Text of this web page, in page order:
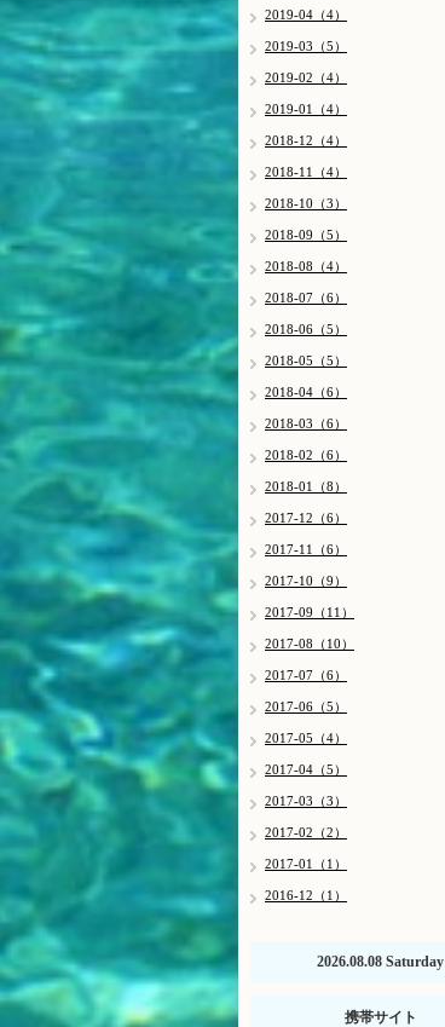
2019-04（4）
2019-03（5）
2019-02（4）
2019-01（4）
2018-12（4）
2018-11（4）
2018-10（3）
2018-09（5）
2018-08（4）
2018-07（6）
2018-06（5）
2018-05（5）
2018-04（6）
2018-03（6）
2018-02（6）
2018-01（8）
2017-12（6）
2017-11（6）
2017-10（9）
2017-09（11）
2017-08（10）
2017-07（6）
2017-06（5）
2017-05（4）
2017-04（5）
2017-03（3）
2017-02（2）
2017-01（1）
2016-12（1）
2026.08.08 Saturday
携帯サイト